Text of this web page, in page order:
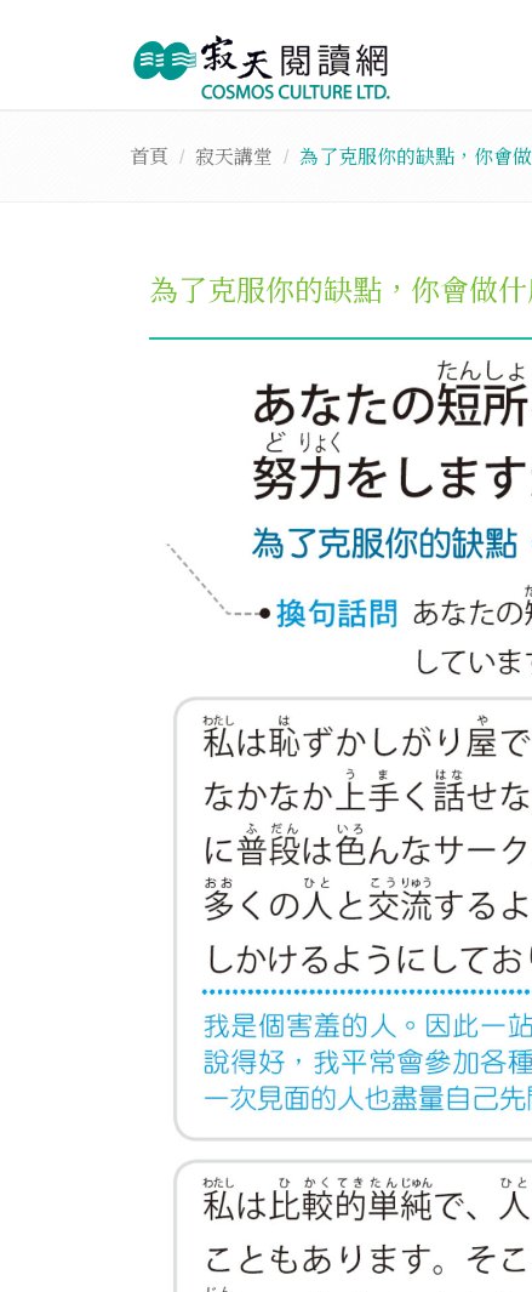
首頁 寂天講堂 為了克服你的缺點，你會
為了克服你的缺點，你會做什